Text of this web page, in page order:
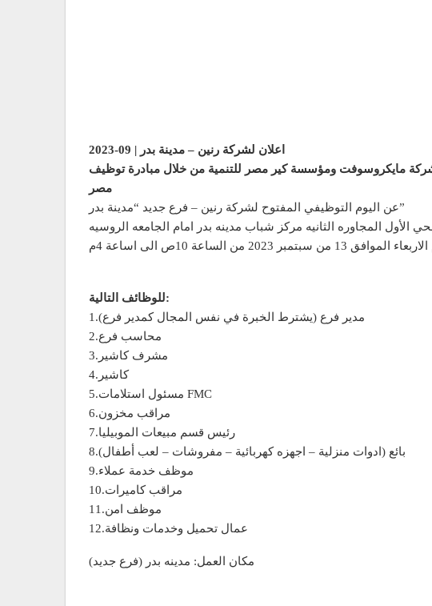
اعلان لشركة رنين – مدينة بدر | 09-2023
مع شركة مايكروسوفت ومؤسسة كير مصر للتنمية من خلال مبادرة توظيف
مصر
عن اليوم التوظيفي المفتوح لشركة رنين – فرع جديد “مدينة بدر”
الأول المجاوره الثانيه مركز شباب مدينه بدر امام الجامعه الروسيه
الموافق 13 من سبتمبر 2023 من الساعة 10ص الى اساعة 4م
للوظائف التالية:
1.مدير فرع (يشترط الخبرة في نفس المجال كمدير فرع)
2.محاسب فرع
3.مشرف كاشير
4.كاشير
5.مسئول استلامات FMC
6.مراقب مخزون
7.رئيس قسم مبيعات الموبيليا
8.بائع (ادوات منزلية – اجهزه كهربائية – مفروشات – لعب أطفال)
9.موظف خدمة عملاء
10.مراقب كاميرات
11.موظف امن
12.عمال تحميل وخدمات ونظافة
مكان العمل: مدينه بدر (فرع جديد)